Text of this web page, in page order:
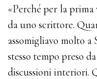
«Perché per la
da uno scrittore.
assomigliavo molto a
stesso tempo preso
discussioni interiori.